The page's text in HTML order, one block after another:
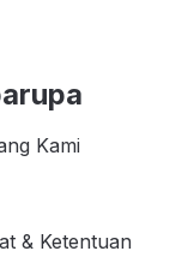
Kami
& Ketentuan